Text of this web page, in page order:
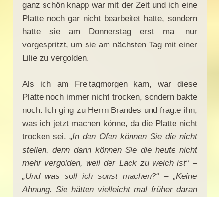
ganz schön knapp war mit der Zeit und ich eine
Platte noch gar nicht bearbeitet hatte, sondern
hatte sie am Donnerstag erst mal nur
vorgespritzt, um sie am nächsten Tag mit einer
Lilie zu vergolden.
Als ich am Freitagmorgen kam, war diese
Platte noch immer nicht trocken, sondern bakte
noch. Ich ging zu Herrn Brandes und fragte ihn,
was ich jetzt machen könne, da die Platte nicht
trocken sei. „In den Ofen können Sie die nicht
stellen, denn dann können Sie die heute nicht
mehr vergolden, weil der Lack zu weich ist“ –
„Und was soll ich sonst machen?“ – „Keine
Ahnung. Sie hätten vielleicht mal früher daran